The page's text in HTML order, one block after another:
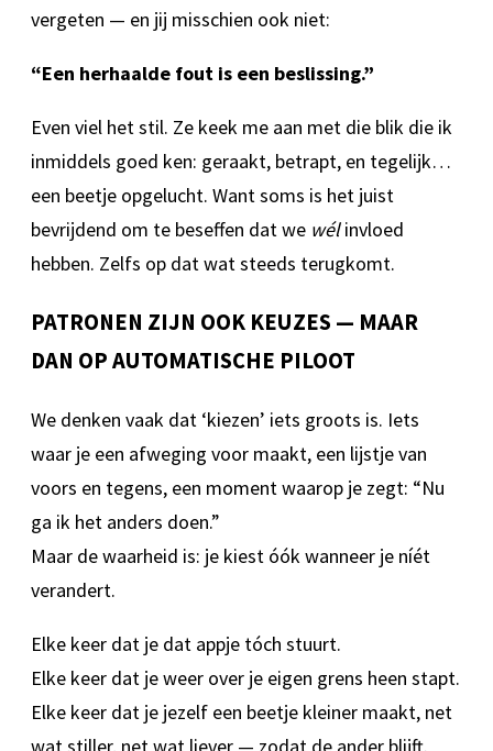
vergeten — en jij misschien ook niet:
“Een herhaalde fout is een beslissing.”
Even viel het stil. Ze keek me aan met die blik die ik
inmiddels goed ken: geraakt, betrapt, en tegelijk…
een beetje opgelucht. Want soms is het juist
bevrijdend om te beseffen dat we wélinvloed
hebben. Zelfs op dat wat steeds terugkomt.
PATRONEN ZIJN OOK KEUZES — MAAR
DAN OP AUTOMATISCHE PILOOT
We denken vaak dat ‘kiezen’ iets groots is. Iets
waar je een afweging voor maakt, een lijstje van
voors en tegens, een moment waarop je zegt: “Nu
ga ik het anders doen.”
Maar de waarheid is: je kiest óók wanneer je níét
verandert.
Elke keer dat je dat appje tóch stuurt.
Elke keer dat je weer over je eigen grens heen stapt.
Elke keer dat je jezelf een beetje kleiner maakt, net